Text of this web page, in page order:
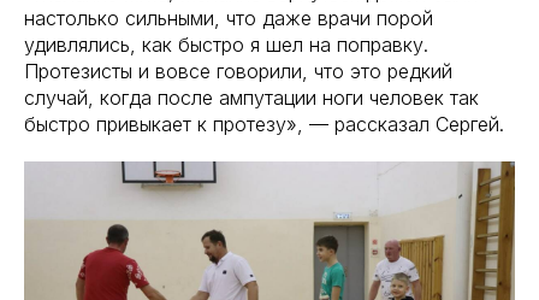
настолько сильными, что даже врачи порой
удивлялись, как быстро я шел на поправку.
Протезисты и вовсе говорили, что это редкий
случай, когда после ампутации ноги человек так
быстро привыкает к протезу», — рассказал Сергей.